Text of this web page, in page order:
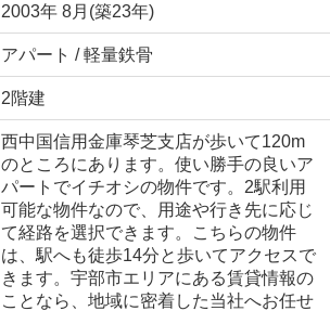
2003年 8月(築23年)
アパート / 軽量鉄骨
2階建
西中国信用金庫琴芝支店が歩いて120m
のところにあります。使い勝手の良いア
パートでイチオシの物件です。2駅利用
可能な物件なので、用途や行き先に応じ
て経路を選択できます。こちらの物件
は、駅へも徒歩14分と歩いてアクセスで
きます。宇部市エリアにある賃貸情報の
ことなら、地域に密着した当社へお任せ